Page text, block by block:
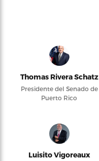
Thomas Rivera Schatz
Presidente del Senado de
Puerto Rico
Luisito Vigoreaux